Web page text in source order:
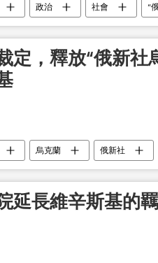
政治 社會 “
定，釋放“俄新社
烏克蘭 俄新社
延長維辛斯基的